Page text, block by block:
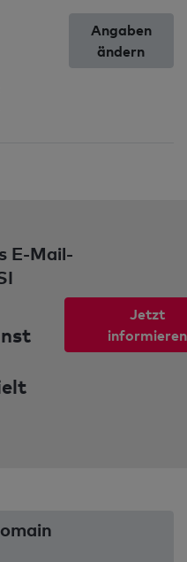
Angaben
ändern
E-Mail-
Jetzt
informieren